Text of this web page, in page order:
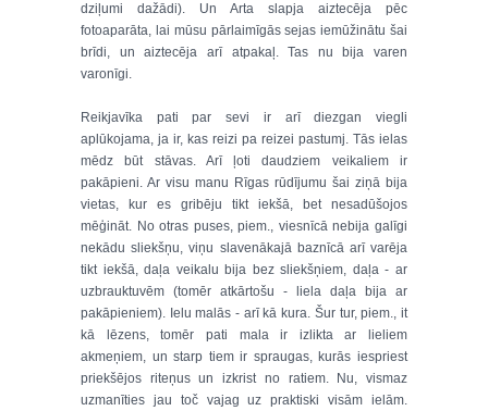
dziļumi dažādi). Un Arta slapja aiztecēja pēc
fotoaparāta, lai mūsu pārlaimīgās sejas iemūžinātu šai
brīdi, un aiztecēja arī atpakaļ. Tas nu bija varen
varonīgi.
Reikjavīka pati par sevi ir arī diezgan viegli
aplūkojama, ja ir, kas reizi pa reizei pastumj. Tās ielas
mēdz būt stāvas. Arī ļoti daudziem veikaliem ir
pakāpieni. Ar visu manu Rīgas rūdījumu šai ziņā bija
vietas, kur es gribēju tikt iekšā, bet nesadūšojos
mēģināt. No otras puses, piem., viesnīcā nebija galīgi
nekādu sliekšņu, viņu slavenākajā baznīcā arī varēja
tikt iekšā, daļa veikalu bija bez sliekšņiem, daļa - ar
uzbrauktuvēm (tomēr atkārtošu - liela daļa bija ar
pakāpieniem). Ielu malās - arī kā kura. Šur tur, piem., it
kā lēzens, tomēr pati mala ir izlikta ar lieliem
akmeņiem, un starp tiem ir spraugas, kurās iespriest
priekšējos riteņus un izkrist no ratiem. Nu, vismaz
uzmanīties jau toč vajag uz praktiski visām ielām.